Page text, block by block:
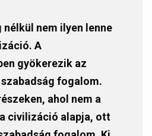
nélkül nem ilyen lenne
A
gyökerezik az
fogalom.
ahol nem a
civilizáció alapja, ott